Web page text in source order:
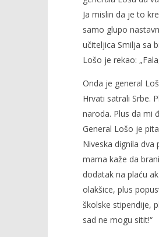
Ja mislin da je to
samo glupo
učiteljica Smilja sa
Lošo je rekao:
Onda je general
Hrvati satrali Srbe.
naroda. Plus da mi
General Lošo je
Niveska dignila dva
mama kaže da
dodatak na plaću
olakšice, plus
školske stipendije,
sad ne mogu sitit!“